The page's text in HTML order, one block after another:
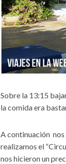
Sobre la 13:15
la comida era
A continuación nos
realizamos el
nos hicieron un